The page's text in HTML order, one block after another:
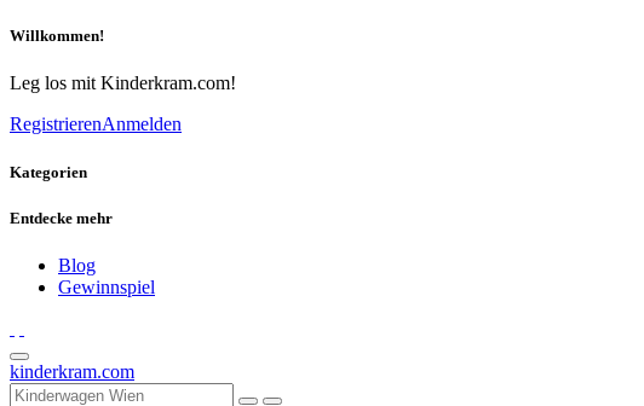
Willkommen!
Leg los mit Kinderkram.com!
RegistrierenAnmelden
Kategorien
Entdecke mehr
Blog
Gewinnspiel
kinderkram.com